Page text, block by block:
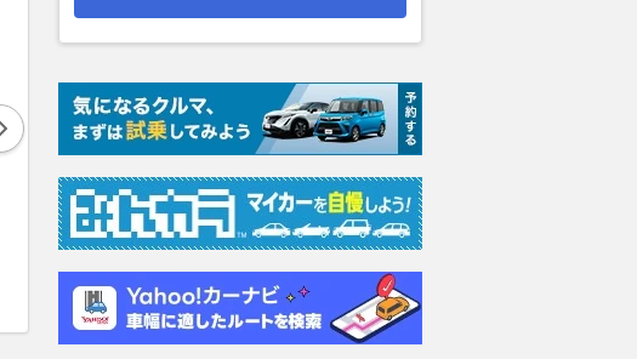
660 スーパーエモーシ
ョン 4WD
万円
660 ターボ 4WD
支払総額
59.8
660 ターボ 4WD
支払総額
82.0